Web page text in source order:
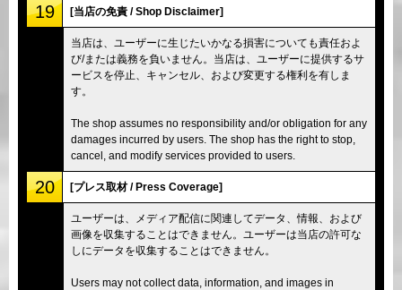
19 [当店の免責 / Shop Disclaimer]
当店は、ユーザーに生じたいかなる損害についても責任およ
び/または義務を負いません。当店は、ユーザーに提供するサ
ービスを停止、キャンセル、および変更する権利を有しま
す。
The shop assumes no responsibility and/or obligation for any
damages incurred by users. The shop has the right to stop,
cancel, and modify services provided to users.
20 [プレス取材 / Press Coverage]
ユーザーは、メディア配信に関連してデータ、情報、および
画像を収集することはできません。ユーザーは当店の許可な
しにデータを収集することはできません。
Users may not collect data, information, and images in